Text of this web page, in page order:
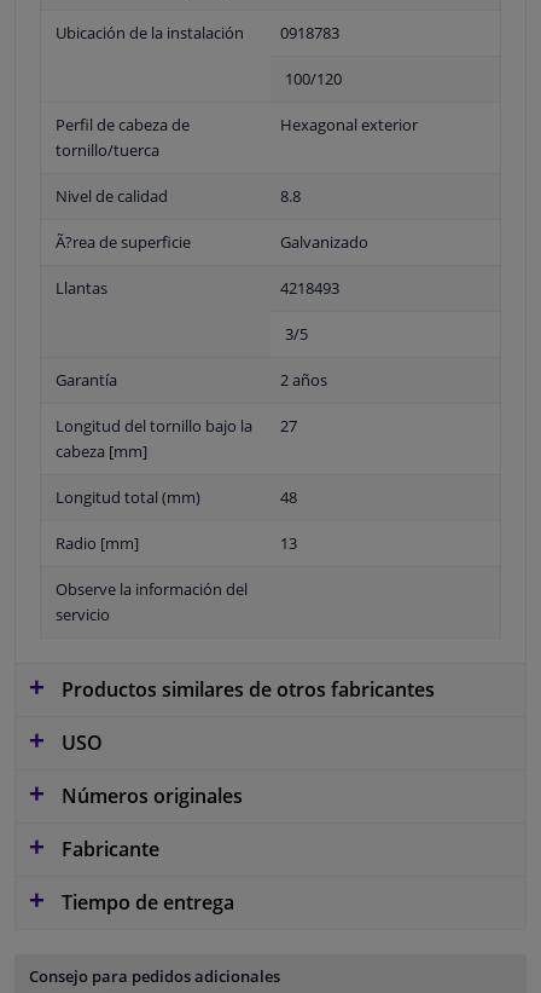
Ubicación de la instalación 0918783
100/120
Perfil de cabeza de
tornillo/tuerca
Hexagonal exterior
Nivel de calidad 8.8
Ã?rea de superficie Galvanizado
Llantas 4218493
3/5
Garantía 2 años
Longitud del tornillo bajo la
cabeza [mm]
27
Longitud total (mm) 48
Radio [mm] 13
Observe la información del
servicio
Productos similares de otros fabricantes
USO
Números originales
Fabricante
Tiempo de entrega
Consejo para pedidos adicionales